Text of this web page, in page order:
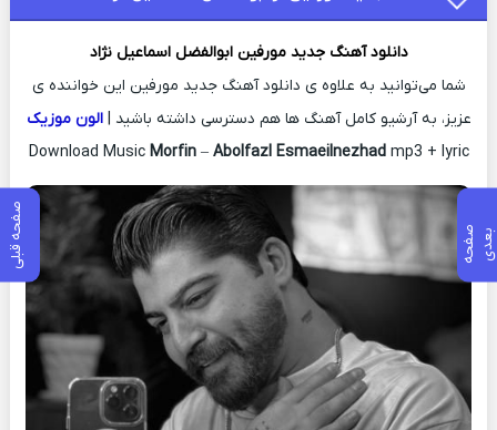
دانلود آهنگ جدید مورفینابوالفضل اسماعیل نژاد
شما می‌توانید به علاوه ی دانلود آهنگ جدید مورفین این خواننده ی
عزیز، به آرشیو کامل آهنگ ها هم دسترسی داشته باشید |الون موزیک
Download Music Morfin– Abolfazl Esmaeilnezhadmp3 + lyric
ص
ف
ح
ه ب ع
د ی صفحه قبلی